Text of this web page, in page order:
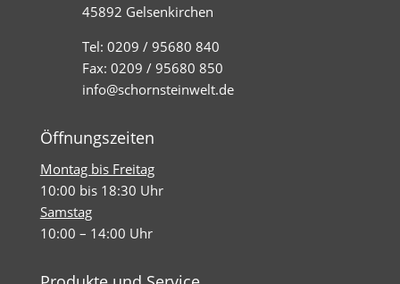
45892 Gelsenkirchen
Tel: 0209 / 95680 840
Fax: 0209 / 95680 850
info@schornsteinwelt.de
Öffnungszeiten
Montag bis Freitag
10:00 bis 18:30 Uhr
Samstag
10:00 – 14:00 Uhr